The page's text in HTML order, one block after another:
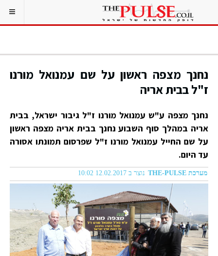
נחנך מצפה ראשון על שם עמנואל מורנו
ז"ל בבית אריה
נחנך מצפה ע"ש עמנואל מורנו ז"ל גיבור ישראל, בבית
אריה במהלך סוף השבוע נחנך בבית אריה מצפה ראשון
על שם החייל עמנואל מורנו ז"ל שפרסום תמונתו אסורה
עד היום.
מערכת THE-PULSE נוצר ב 12.02.2017 10:02